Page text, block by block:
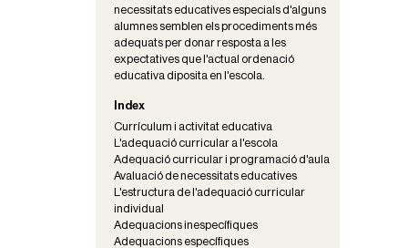
necessitats educatives especials d'alguns
alumnes semblen els procediments més
adequats per donar resposta a les
expectatives que l'actual ordenació
educativa diposita en l'escola.
Index
Currículum i activitat educativa
L'adequació curricular a l'escola
Adequació curricular i programació d'aula
Avaluació de necessitats educatives
L'estructura de l'adequació curricular
individual
Adequacions inespecífiques
Adequacions específiques